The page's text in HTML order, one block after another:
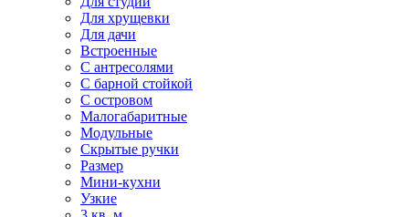
Для хрущевки
Для дачи
Встроенные
С антресолями
С барной стойкой
С островом
Малогабаритные
Модульные
Скрытые ручки
Размер
Мини-кухни
Узкие